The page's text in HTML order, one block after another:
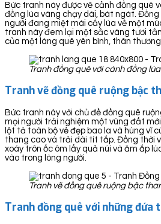
Bức tranh này được vẽ cảnh đồng quê
đồng lúa vàng chạy dài, bát ngát. Đồng
người đang miệt mài cấy lúa về một
tranh này đem lại một sắc vàng tươi
của một làng quê yên bình, thân
Tranh đồng quê với cánh đồng
Tranh vẽ đồng quê ruộng bậc
Bức tranh này với chủ đề đồng quê
mọi người trải nghiệm một vùng đất
lột tả toàn bộ vẻ đẹp bao la và hùng vĩ
thang cao và trải dài tít tắp. Đồng thời
xoáy trôn ốc ôm lấy quả núi và ăm ắp
vào trong lòng người.
Tranh vẽ đồng quê ruộng bậc
Tranh đồng quê với những đứa